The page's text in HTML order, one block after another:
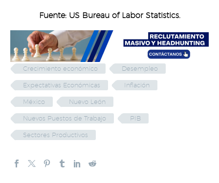
Fuente: US Bureau of Labor Statistics.
Crecimiento económico Desempleo
Expectativas Económicas Inflación
México Nuevo León
Nuevos Puestos de Trabajo PIB
Sectores Productivos